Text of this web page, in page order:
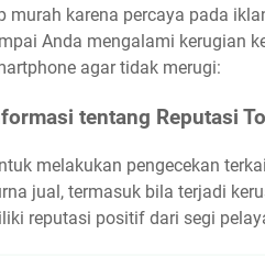
murah karena percaya pada
Anda mengalami kerugian
agar tidak merugi:
tentang Reputasi
melakukan pengecekan
jual, termasuk bila terjadi
reputasi positif dari segi